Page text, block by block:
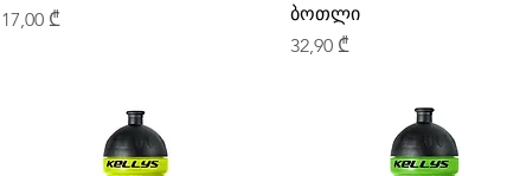
Price
17,00 ₾
ბოთლი
Price
32,90 ₾